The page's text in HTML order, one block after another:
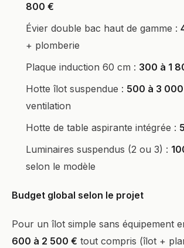
800 €
Évier double bac haut de gamme :
+ plomberie
Plaque induction 60 cm : 300 à 1
Hotte îlot suspendue : 500 à 3
ventilation
Hotte de table aspirante intégrée :
Luminaires suspendus (2 ou 3) :
selon le modèle
Budget global selon le projet
Pour un îlot simple sans équipement
600 à 2 500 € tout compris (îlot +